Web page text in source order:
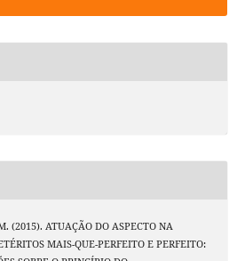
(2015). ATUAÇÃO DO ASPECTO NA
MAIS-QUE-PERFEITO E PERFEITO: